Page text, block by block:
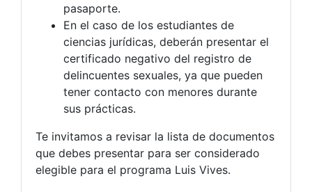
pasaporte.
En el caso de los estudiantes de
ciencias jurídicas, deberán presentar el
certificado negativo del registro de
delincuentes sexuales, ya que pueden
tener contacto con menores durante
sus prácticas.
Te invitamos a revisar la lista de documentos
que debes presentar para ser considerado
elegible para el programa Luis Vives.